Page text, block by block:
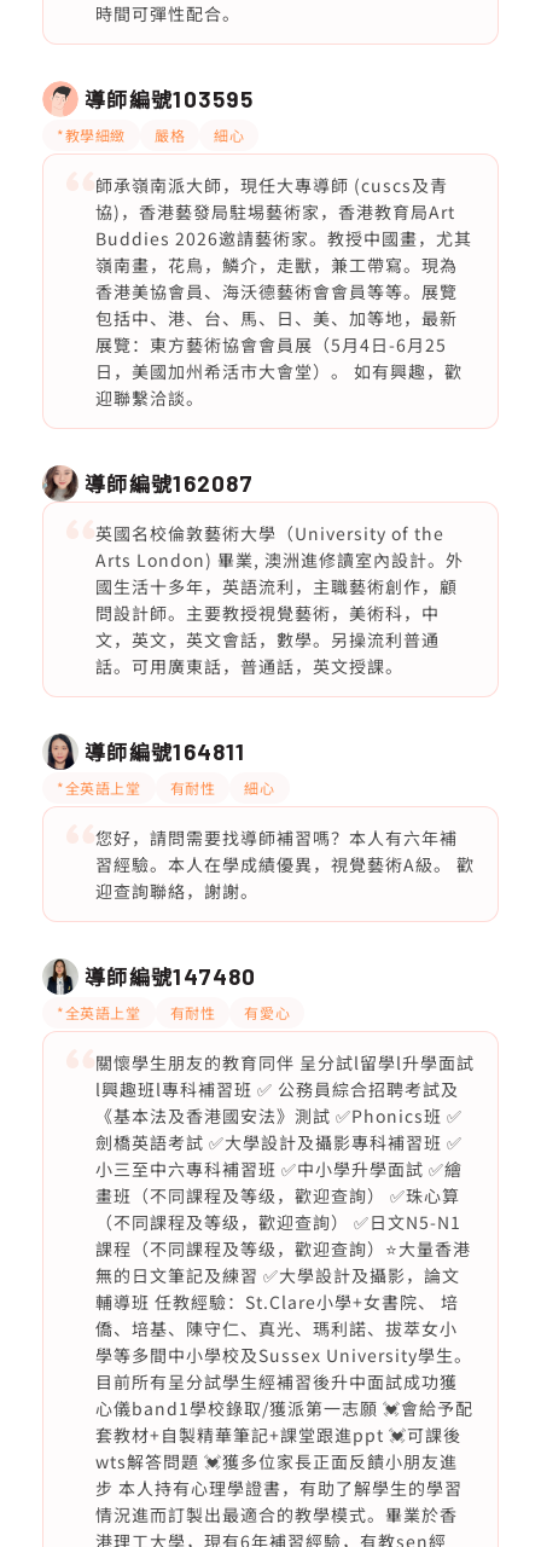
時間可彈性配合。
導師編號103595
*教學細緻 嚴格 細心
師承嶺南派大師，現任大專導師 (cuscs及青
協)，香港藝發局駐埸藝術家，香港教育局Art
Buddies 2026邀請藝術家。教授中國畫，尤其
嶺南畫，花鳥，鱗介，走獸，兼工帶寫。現為
香港美協會員、海沃德藝術會會員等等。展覽
包括中、港、台、馬、日、美、加等地，最新
展覽：東方藝術協會會員展（5月4日-6月25
日，美國加州希活市大會堂）。 如有興趣，歡
迎聯繫洽談。
導師編號162087
英國名校倫敦藝術大學（University of the
Arts London) 畢業, 澳洲進修讀室內設計。外
國生活十多年，英語流利，主職藝術創作，顧
問設計師。主要教授視覺藝術，美術科，中
文，英文，英文會話，數學。另操流利普通
話。可用廣東話，普通話，英文授課。
導師編號164811
*全英語上堂 有耐性 細心
您好，請問需要找導師補習嗎？本人有六年補
習經驗。本人在學成績優異，視覺藝術A級。 歡
迎查詢聯絡，謝謝。
導師編號147480
*全英語上堂 有耐性 有愛心
關懷學生朋友的教育同伴 ️呈分試l留學l升學面試
l興趣班l專科補習班 ✅ 公務員綜合招聘考試及
《基本法及香港國安法》測試 ✅Phonics班 ✅
劍橋英語考試 ✅大學設計及攝影專科補習班 ✅
小三至中六專科補習班 ✅中小學升學面試 ✅繪
畫班（不同課程及等级，歡迎查詢） ✅珠心算
（不同課程及等级，歡迎查詢） ✅日文N5-N1
課程（不同課程及等级，歡迎查詢）⭐️大量香港
無的日文筆記及練習 ✅大學設計及攝影，論文
輔導班 任教經驗：St.Clare小學+女書院、 培
僑、培基、陳守仁、真光、瑪利諾、拔萃女小
學等多間中小學校及Sussex University學生。
目前所有呈分試學生經補習後升中面試成功獲
心儀band1學校錄取/獲派第一志願 💓會給予配
套教材+自製精華筆記+課堂跟進ppt 💓可課後
wts解答問題 💓獲多位家長正面反饋小朋友進
步 本人持有心理學證書，有助了解學生的學習
情況進而訂製出最適合的教學模式。畢業於香
港理工大學，現有6年補習經驗，有教sen經